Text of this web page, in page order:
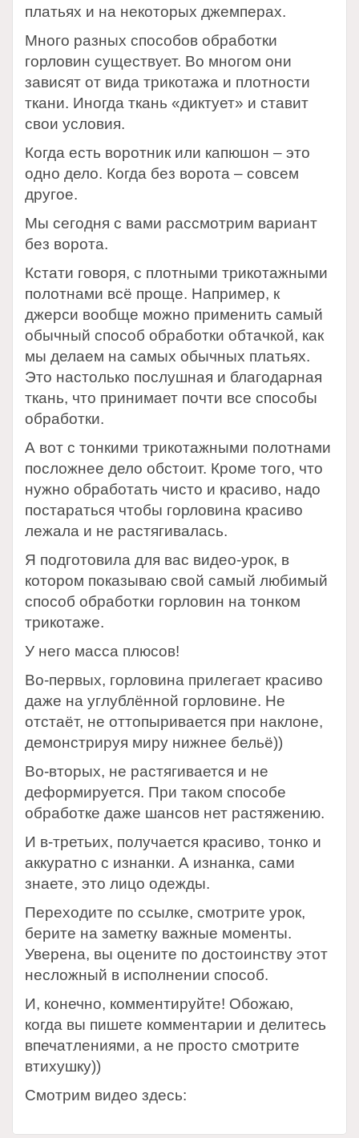
платьях и на некоторых джемперах.
Много разных способов обработки
горловин существует. Во многом они
зависят от вида трикотажа и плотности
ткани. Иногда ткань «диктует» и ставит
свои условия.
Когда есть воротник или капюшон – это
одно дело. Когда без ворота – совсем
другое.
Мы сегодня с вами рассмотрим вариант
без ворота.
Кстати говоря, с плотными трикотажными
полотнами всё проще. Например, к
джерси вообще можно применить самый
обычный способ обработки обтачкой, как
мы делаем на самых обычных платьях.
Это настолько послушная и благодарная
ткань, что принимает почти все способы
обработки.
А вот с тонкими трикотажными полотнами
посложнее дело обстоит. Кроме того, что
нужно обработать чисто и красиво, надо
постараться чтобы горловина красиво
лежала и не растягивалась.
Я подготовила для вас видео-урок, в
котором показываю свой самый любимый
способ обработки горловин на тонком
трикотаже.
У него масса плюсов!
Во-первых, горловина прилегает красиво
даже на углублённой горловине. Не
отстаёт, не оттопыривается при наклоне,
демонстрируя миру нижнее бельё))
Во-вторых, не растягивается и не
деформируется. При таком способе
обработке даже шансов нет растяжению.
И в-третьих, получается красиво, тонко и
аккуратно с изнанки. А изнанка, сами
знаете, это лицо одежды.
Переходите по ссылке, смотрите урок,
берите на заметку важные моменты.
Уверена, вы оцените по достоинству этот
несложный в исполнении способ.
И, конечно, комментируйте! Обожаю,
когда вы пишете комментарии и делитесь
впечатлениями, а не просто смотрите
втихушку))
Смотрим видео здесь: